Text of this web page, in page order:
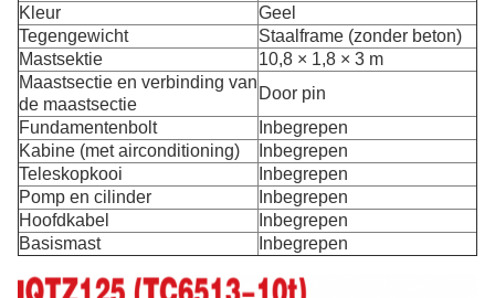
Kleur
Geel
Tegengewicht
Staalframe (zonder beton)
Mastsektie
10,8 × 1,8 × 3 m
Maastsectie en verbinding van
de maastsectie
Door pin
Fundamentenbolt
Inbegrepen
Kabine (met airconditioning)
Inbegrepen
Teleskopkooi
Inbegrepen
Pomp en cilinder
Inbegrepen
Hoofdkabel
Inbegrepen
Basismast
Inbegrepen